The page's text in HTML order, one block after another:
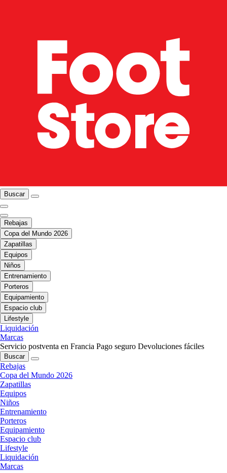
Buscar
Rebajas
Copa del Mundo 2026
Zapatillas
Equipos
Niños
Entrenamiento
Porteros
Equipamiento
Espacio club
Lifestyle
Liquidación
Marcas
Servicio postventa en Francia Pago seguro Devoluciones fáciles
Buscar
Rebajas
Copa del Mundo 2026
Zapatillas
Equipos
Niños
Entrenamiento
Porteros
Equipamiento
Espacio club
Lifestyle
Liquidación
Marcas